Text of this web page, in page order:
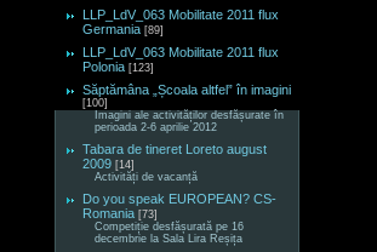
LLP_LdV_063 Mobilitate 2011 flux
Germania [89]
LLP_LdV_063 Mobilitate 2011 flux
Polonia [123]
Săptămâna „Școala altfel” în imagini
[100]
Imagini ale activităților desfășurate în
perioada 2-6 aprilie 2012
Tabara de tineret Loreto august
2009 [14]
Activități de vacanță
Do you speak EUROPEAN? CS-
Romania [73]
Competiție desfășurată pe 16
decembrie la Sala Lira Reșița